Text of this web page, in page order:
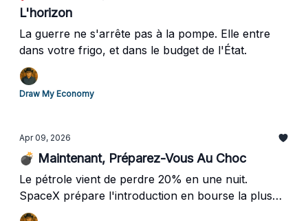
L'horizon
La guerre ne s'arrête pas à la pompe. Elle entre
dans votre frigo, et dans le budget de l'État.
Draw My Economy
Apr 09, 2026
💣 Maintenant, Préparez-Vous Au Choc
Le pétrole vient de perdre 20% en une nuit.
SpaceX prépare l'introduction en bourse la plus
grande de l'histoire. Et vos placements ont survécu